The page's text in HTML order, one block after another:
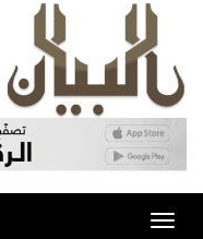
Toggle